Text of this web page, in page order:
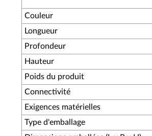
Couleur
Longueur
Profondeur
Hauteur
Poids du produit
Connectivité
Exigences matérielles
Type d'emballage